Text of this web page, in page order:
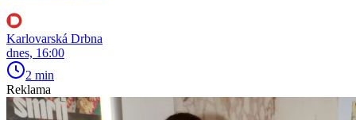
Karlovarská Drbna
dnes, 16:00
2 min
Reklama